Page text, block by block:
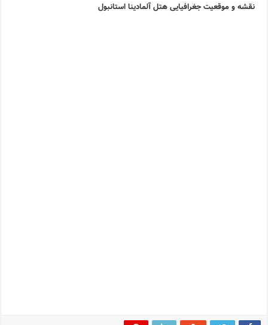
نقشه و موقعیت جغرافیایی هتل آلمادینا استانبول